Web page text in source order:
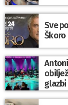
Sve
Škoro
glazbi